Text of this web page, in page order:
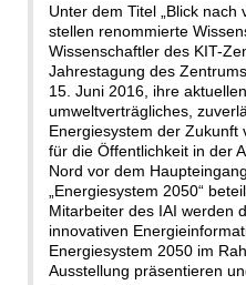
Unter dem Titel „Blick
stellen renommierte
Wissenschaftler des KIT-
Jahrestagung des
15. Juni 2016, ihre
umweltverträgliches,
Energiesystem der Zukunft
für die Öffentlichkeit in der
Nord vor dem
„Energiesystem 2050“
Mitarbeiter des IAI werden
innovativen
Energiesystem 2050 im
Ausstellung präsentieren